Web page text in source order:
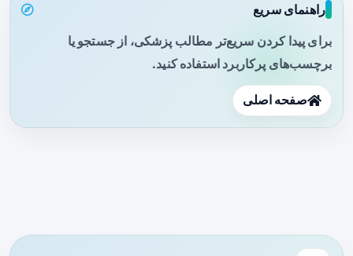
راهنمای سریع
برای پیدا کردن سریع‌تر مطالب پزشکی، از جستجو یا
برچسب‌های پرکاربرد استفاده کنید.
صفحه اصلی